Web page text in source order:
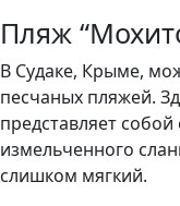
Пляж
В Судаке, Крыме,
песчаных пляжей.
представляет
измельченного
слишком мягкий.